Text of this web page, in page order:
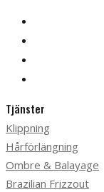
Tjänster
Klippning
Hårförlängning
Ombre & Balayage
Brazilian Frizzout